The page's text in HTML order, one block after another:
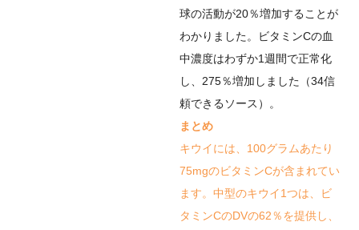
球の活動が20％増加することが
わかりました。ビタミンCの血
中濃度はわずか1週間で正常化
し、275％増加しました（34信
頼できるソース ）。
まとめ
キウイには、100グラムあたり
75mgのビタミンCが含まれてい
ます。中型のキウイ1つは、ビ
タミンCのDVの62％を提供し、